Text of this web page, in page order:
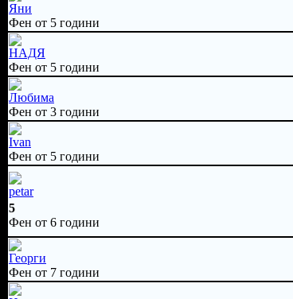
Яни
Фен от 5 години
НАДЯ
Фен от 5 години
Любима
Фен от 3 години
Ivan
Фен от 5 години
petar
5
Фен от 6 години
Георги
Фен от 7 години